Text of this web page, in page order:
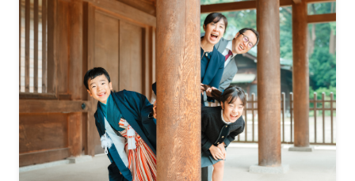
丁寧なレタッチで思い出を美しく仕上げます
撮影後は、独自の編集技術で写真の明るさや色合いを丁寧に調
整。自然な雰囲気を残しつつも、おしゃれで洗練された仕上がり
に。きっと「こんな写真を撮ってほしかった！」と思える一枚に
出会えます。まずは、ラブグラフの撮影事例をご覧ください。